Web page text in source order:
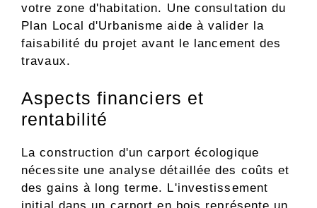
votre zone d'habitation. Une consultation du
Plan Local d'Urbanisme aide à valider la
faisabilité du projet avant le lancement des
travaux.
Aspects financiers et
rentabilité
La construction d'un carport écologique
nécessite une analyse détaillée des coûts et
des gains à long terme. L'investissement